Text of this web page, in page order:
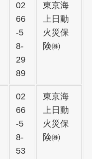
02
66
-5
8-
29
89
東京海
上日動
火災保
険㈱
02
66
-5
8-
53
東京海
上日動
火災保
険㈱